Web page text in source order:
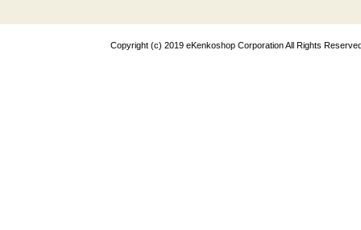
Copyright (c) 2019 eKenkoshop Corporation All Rights